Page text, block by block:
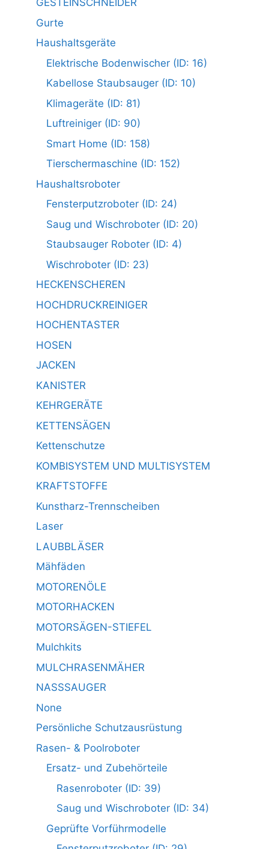
GESTEINSCHNEIDER
Gurte
Haushaltsgeräte
Elektrische Bodenwischer (ID: 16)
Kabellose Staubsauger (ID: 10)
Klimageräte (ID: 81)
Luftreiniger (ID: 90)
Smart Home (ID: 158)
Tierschermaschine (ID: 152)
Haushaltsroboter
Fensterputzroboter (ID: 24)
Saug und Wischroboter (ID: 20)
Staubsauger Roboter (ID: 4)
Wischroboter (ID: 23)
HECKENSCHEREN
HOCHDRUCKREINIGER
HOCHENTASTER
HOSEN
JACKEN
KANISTER
KEHRGERÄTE
KETTENSÄGEN
Kettenschutze
KOMBISYSTEM UND MULTISYSTEM
KRAFTSTOFFE
Kunstharz-Trennscheiben
Laser
LAUBBLÄSER
Mähfäden
MOTORENÖLE
MOTORHACKEN
MOTORSÄGEN-STIEFEL
Mulchkits
MULCHRASENMÄHER
NASSSAUGER
None
Persönliche Schutzausrüstung
Rasen- & Poolroboter
Ersatz- und Zubehörteile
Rasenroboter (ID: 39)
Saug und Wischroboter (ID: 34)
Geprüfte Vorführmodelle